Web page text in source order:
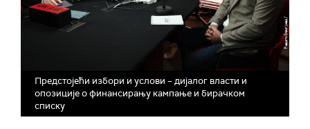
Предстојећи избори и услови – дијалог власти и
опозиције о финансирању кампање и бирачком
списку